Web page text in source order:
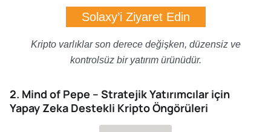
Solaxy’i Ziyaret Edin
Kripto varlıklar son derece değişken, düzensiz ve
kontrolsüz bir yatırım ürünüdür.
2. Mind of Pepe – Stratejik Yatırımcılar için
Yapay Zeka Destekli Kripto Öngörüleri